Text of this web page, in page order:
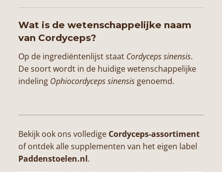
Wat is de wetenschappelijke naam
van Cordyceps?
Op de ingrediëntenlijst staat Cordyceps sinensis.
De soort wordt in de huidige wetenschappelijke
indeling Ophiocordyceps sinensisgenoemd.
Bekijk ook ons volledige Cordyceps-assortiment
of ontdek alle supplementen van het eigen label
Paddenstoelen.nl.